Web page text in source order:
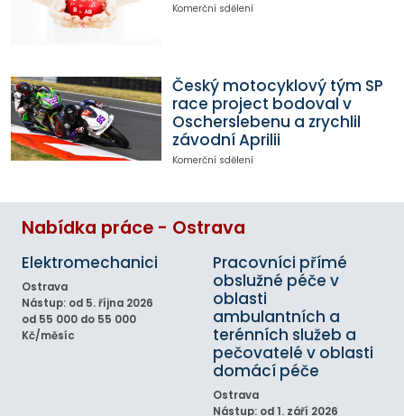
Komerční sdělení
Český motocyklový tým SP
race project bodoval v
Oscherslebenu a zrychlil
závodní Aprilii
Komerční sdělení
Nabídka práce - Ostrava
Elektromechanici
Ostrava
Nástup: od 5. října 2026
od 55 000 do 55 000
Kč/měsíc
Pracovníci přímé
obslužné péče v
oblasti
ambulantních a
terénních služeb a
pečovatelé v oblasti
domácí péče
Ostrava
Nástup: od 1. září 2026